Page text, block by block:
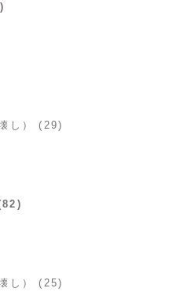
し） (29)
し） (25)